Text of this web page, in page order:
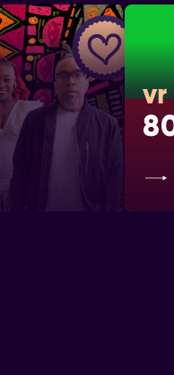
vr